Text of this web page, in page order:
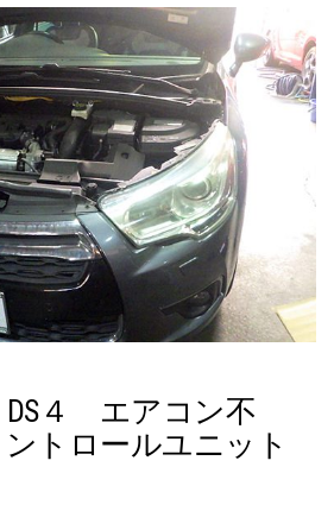
え
４ エアコン不
トロールユニット